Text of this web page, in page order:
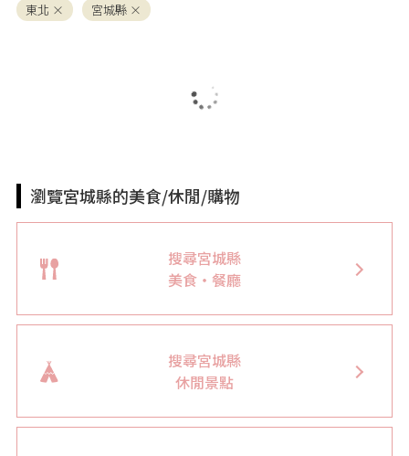
東北 宮城縣
瀏覽宮城縣的美食/休閒/購物
搜尋宮城縣
美食・餐廳
搜尋宮城縣
休閒景點